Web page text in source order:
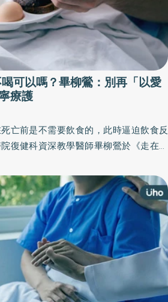
可以嗎？畢柳鶯：別再「以愛
療護
亡前是不需要飲食的，此時逼迫飲食反
復健科資深教學醫師畢柳鶯於《走在推
題，什麼情況「只有斷食才能善終」？
嗎？帶領讀者進行一場斷食善終的思辨之